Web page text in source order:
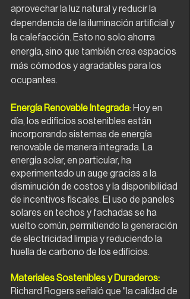
aprovechar la luz natural y reducir la
dependencia de la iluminación artificial y
la calefacción. Esto no solo ahorra
energía, sino que también crea espacios
más cómodos y agradables para los
ocupantes.
Energía Renovable Integrada: Hoy en
día, los edificios sostenibles están
incorporando sistemas de energía
renovable de manera integrada. La
energía solar, en particular, ha
experimentado un auge gracias a la
disminución de costos y la disponibilidad
de incentivos fiscales. El uso de paneles
solares en techos y fachadas se ha
vuelto común, permitiendo la generación
de electricidad limpia y reduciendo la
huella de carbono de los edificios.
Materiales Sostenibles y Duraderos:
Richard Rogers señaló que "la calidad de